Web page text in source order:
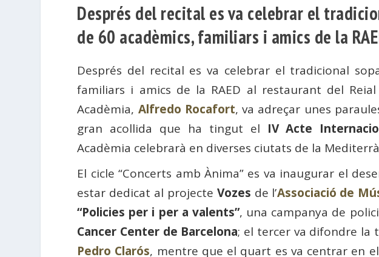
Després del recital es va celebrar el
de 60 acadèmics, familiars i amics de la
Després del recital es va celebrar el tradicional
familiars i amics de la RAED al restaurant del
Acadèmia, Alfredo Rocafort, va adreçar unes
gran acollida que ha tingut el IV Acte
Acadèmia celebrarà en diverses ciutats de la
El cicle “Concerts amb Ànima” es va inaugurar el
estar dedicat al projecte Vozes de l’Associació de
“Policies per i per a valents”, una campanya de
Cancer Center de Barcelona; el tercer va difondre la
Pedro Clarós, mentre que el quart es va centrar en